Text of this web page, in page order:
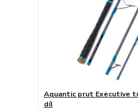
Aquantic prut Executive
díl